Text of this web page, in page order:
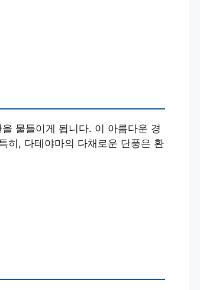
물들이게 됩니다. 이 아름다운 경
히, 다테야마의 다채로운 단풍은 환